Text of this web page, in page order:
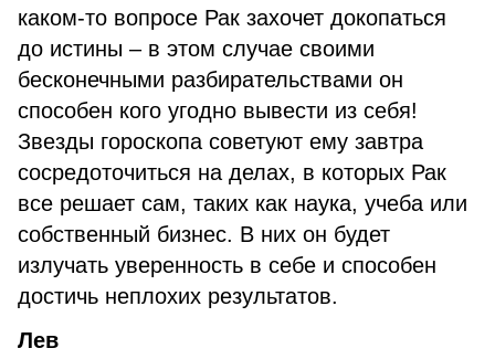
каком-то вопросе Рак захочет докопаться
до истины – в этом случае своими
бесконечными разбирательствами он
способен кого угодно вывести из себя!
Звезды гороскопа советуют ему завтра
сосредоточиться на делах, в которых Рак
все решает сам, таких как наука, учеба или
собственный бизнес. В них он будет
излучать уверенность в себе и способен
достичь неплохих результатов.
Лев